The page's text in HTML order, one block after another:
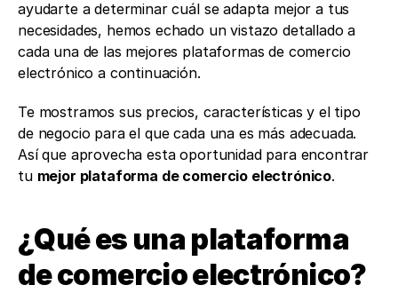
ayudarte a determinar cuál se adapta mejor a tus
necesidades, hemos echado un vistazo detallado a
cada una de las mejores plataformas de comercio
electrónico a continuación.
Te mostramos sus precios, características y el tipo
de negocio para el que cada una es más adecuada.
Así que aprovecha esta oportunidad para encontrar
tu mejor plataforma de comercio electrónico.
¿Qué es una plataforma
de comercio electrónico?